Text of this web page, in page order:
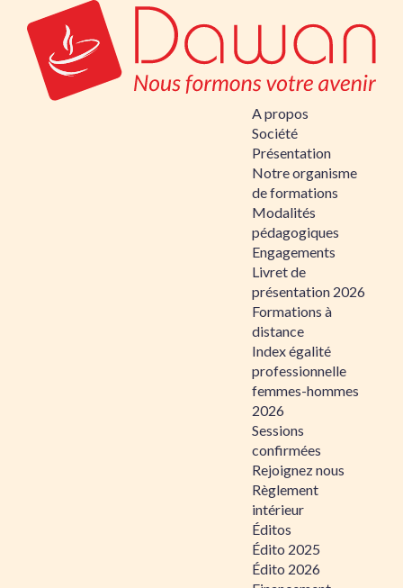
A propos
Société
Présentation
Notre organisme
de formations
Modalités
pédagogiques
Engagements
Livret de
présentation 2026
Formations à
distance
Index égalité
professionnelle
femmes-hommes
2026
Sessions
confirmées
Rejoignez nous
Règlement
intérieur
Éditos
Édito 2025
Édito 2026